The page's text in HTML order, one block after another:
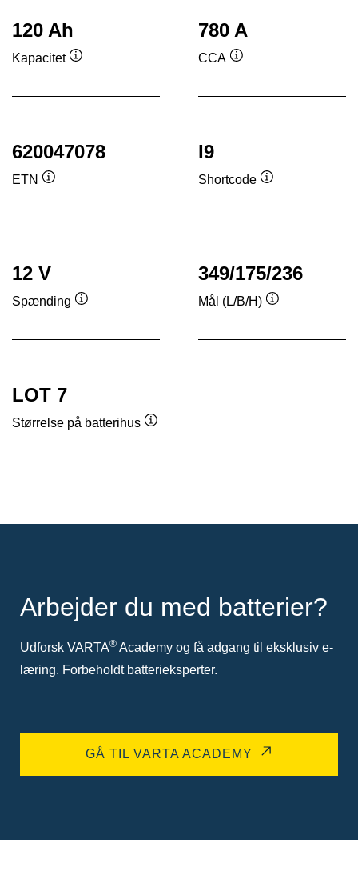
120 Ah
Kapacitet
780 A
CCA
620047078
ETN
I9
Shortcode
12 V
Spænding
349/175/236
Mål (L/B/H)
LOT 7
Størrelse på batterihus
Arbejder du med batterier?
Udforsk VARTA® Academy og få adgang til eksklusiv e-
læring. Forbeholdt batterieksperter.
GÅ TIL VARTA ACADEMY